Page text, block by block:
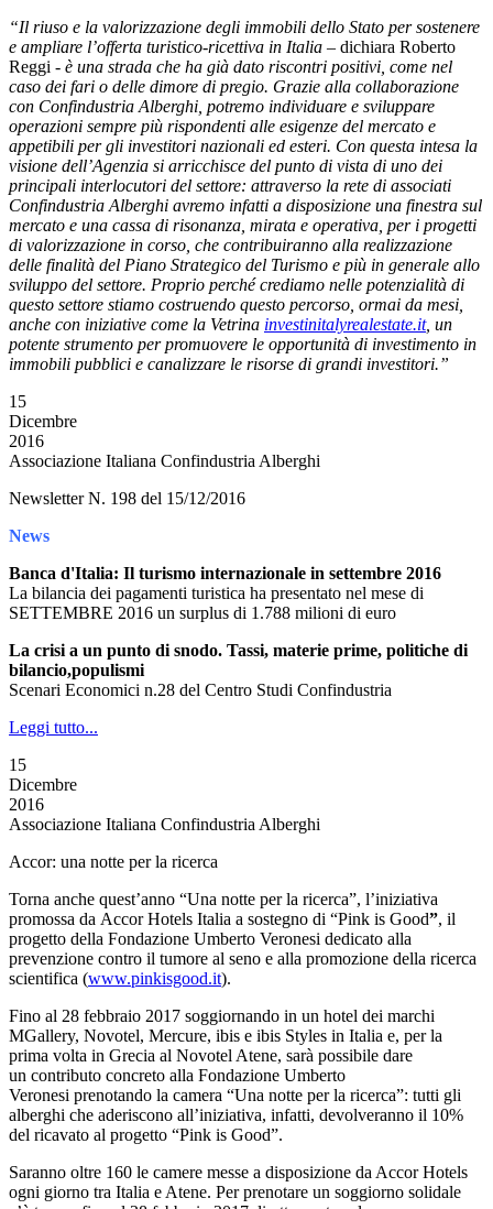
“Il riuso e la valorizzazione degli immobili dello Stato per sostenere
e ampliare l’offerta turistico-ricettiva in Italia – dichiara Roberto
Reggi - è una strada che ha già dato riscontri positivi, come nel
caso dei fari o delle dimore di pregio. Grazie alla collaborazione
con Confindustria Alberghi, potremo individuare e sviluppare
operazioni sempre più rispondenti alle esigenze del mercato e
appetibili per gli investitori nazionali ed esteri. Con questa intesa la
visione dell’Agenzia si arricchisce del punto di vista di uno dei
principali interlocutori del settore: attraverso la rete di associati
Confindustria Alberghi avremo infatti a disposizione una finestra sul
mercato e una cassa di risonanza, mirata e operativa, per i progetti
di valorizzazione in corso, che contribuiranno alla realizzazione
delle finalità del Piano Strategico del Turismo e più in generale allo
sviluppo del settore. Proprio perché crediamo nelle potenzialità di
questo settore stiamo costruendo questo percorso, ormai da mesi,
anche con iniziative come la Vetrina investinitalyrealestate.it, un
potente strumento per promuovere le opportunità di investimento in
immobili pubblici e canalizzare le risorse di grandi investitori.”
15
Dicembre
2016
Associazione Italiana Confindustria Alberghi
Newsletter N. 198 del 15/12/2016
News
Banca d'Italia: Il turismo internazionale in settembre 2016
La bilancia dei pagamenti turistica ha presentato nel mese di
SETTEMBRE 2016 un surplus di 1.788 milioni di euro
La crisi a un punto di snodo. Tassi, materie prime, politiche di
bilancio,populismi
Scenari Economici n.28 del Centro Studi Confindustria
Leggi tutto...
15
Dicembre
2016
Associazione Italiana Confindustria Alberghi
Accor: una notte per la ricerca
Torna anche quest’anno “Una notte per la ricerca”, l’iniziativa
promossa da Accor Hotels Italia a sostegno di “Pink is Good”, il
progetto della Fondazione Umberto Veronesi dedicato alla
prevenzione contro il tumore al seno e alla promozione della ricerca
scientifica (www.pinkisgood.it).
Fino al 28 febbraio 2017 soggiornando in un hotel dei marchi
MGallery, Novotel, Mercure, ibis e ibis Styles in Italia e, per la
prima volta in Grecia al Novotel Atene, sarà possibile dare
un contributo concreto alla Fondazione Umberto
Veronesi prenotando la camera “Una notte per la ricerca”: tutti gli
alberghi che aderiscono all’iniziativa, infatti, devolveranno il 10%
del ricavato al progetto “Pink is Good”.
Saranno oltre 160 le camere messe a disposizione da Accor Hotels
ogni giorno tra Italia e Atene. Per prenotare un soggiorno solidale